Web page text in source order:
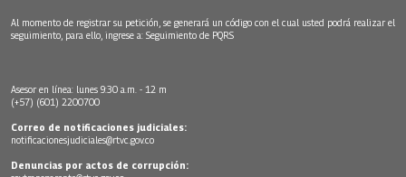
Al momento de registrar su petición, se generará un código con el cual usted podrá realizar el
seguimiento, para ello, ingrese a: Seguimiento de PQRS
Asesor en línea: lunes 9:30 a.m. - 12 m
(+57) (601) 2200700
Correo de notificaciones judiciales:
notificacionesjudiciales@rtvc.gov.co
Denuncias por actos de corrupción: